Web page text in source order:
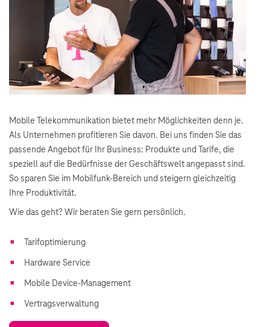
Mobile Telekommunikation bietet mehr Möglichkeiten denn je.
Als Unternehmen profitieren Sie davon. Bei uns finden Sie das
passende Angebot für Ihr Business: Produkte und Tarife, die
speziell auf die Bedürfnisse der Geschäftswelt angepasst sind.
So sparen Sie im Mobilfunk-Bereich und steigern gleichzeitig
Ihre Produktivität.
Wie das geht? Wir beraten Sie gern persönlich.
Tarifoptimierung
Hardware Service
Mobile Device-Management
Vertragsverwaltung